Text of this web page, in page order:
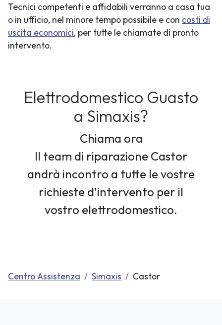
Tecnici competenti e affidabili verranno a casa tua
o in ufficio, nel minore tempo possibile e con costi di
uscita economici, per tutte le chiamate di pronto
intervento.
Elettrodomestico Guasto
a Simaxis?
Chiama ora
Il team di riparazione Castor
andrà incontro a tutte le vostre
richieste d'intervento per il
vostro elettrodomestico.
Centro Assistenza Simaxis Castor